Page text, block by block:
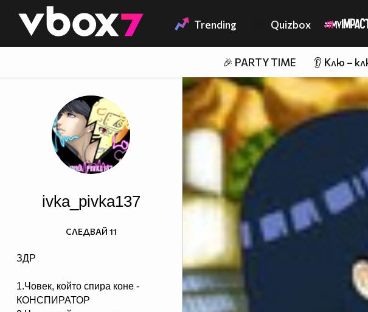
👾 Trending Quizbox
🎉 PARTY TIME 👂 Клю –
ivka_pivka137
ЗДР
1.Човек, който спира коне -
КОНСПИРАТОР
СЛЕДВАЙ 11